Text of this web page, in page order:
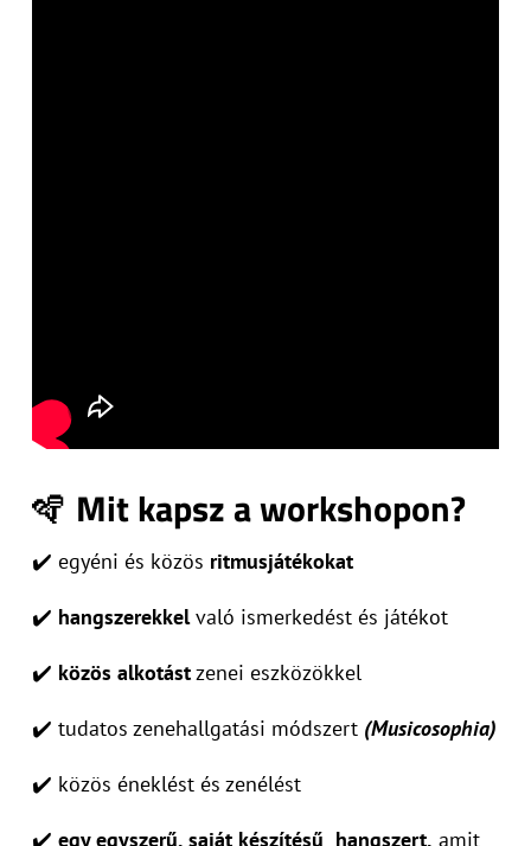
🪇 Mit kapsz a workshopon?
✔️ egyéni és közös ritmusjátékokat
✔️ hangszerekkelvaló ismerkedést és játékot
✔️ közös alkotástzenei eszközökkel
✔️ tudatos zenehallgatási módszert (Musicosophia)
✔️ közös éneklést és zenélést
✔️egy egyszerű, saját készítésű hangszert, amit